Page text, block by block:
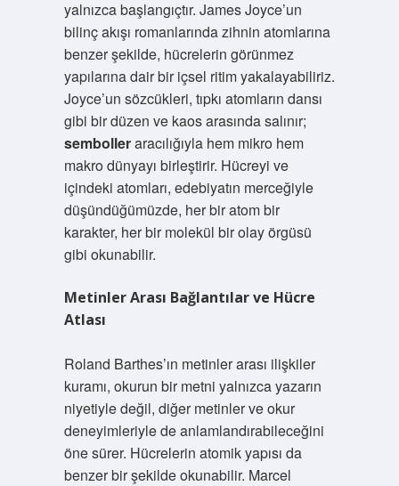
yalnızca başlangıçtır. James Joyce’un
bilinç akışı romanlarında zihnin atomlarına
benzer şekilde, hücrelerin görünmez
yapılarına dair bir içsel ritim yakalayabiliriz.
Joyce’un sözcükleri, tıpkı atomların dansı
gibi bir düzen ve kaos arasında salınır;
sembolleraracılığıyla hem mikro hem
makro dünyayı birleştirir. Hücreyi ve
içindeki atomları, edebiyatın merceğiyle
düşündüğümüzde, her bir atom bir
karakter, her bir molekül bir olay örgüsü
gibi okunabilir.
Metinler Arası Bağlantılar ve Hücre
Atlası
Roland Barthes’ın metinler arası ilişkiler
kuramı, okurun bir metni yalnızca yazarın
niyetiyle değil, diğer metinler ve okur
deneyimleriyle de anlamlandırabileceğini
öne sürer. Hücrelerin atomik yapısı da
benzer bir şekilde okunabilir. Marcel